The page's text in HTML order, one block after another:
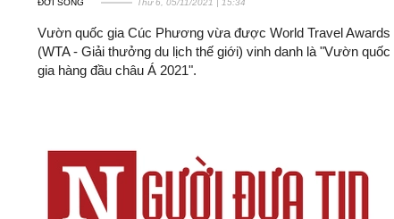
ĐỜI SỐNG Thứ 6, 05/11/2021 | 15:34
Vườn quốc gia Cúc Phương vừa được World Travel Awards
(WTA - Giải thưởng du lịch thế giới) vinh danh là "Vườn quốc
gia hàng đầu châu Á 2021".